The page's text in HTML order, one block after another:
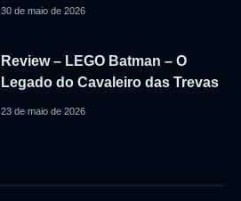
30 de maio de 2026
Review – LEGO Batman – O
Legado do Cavaleiro das Trevas
23 de maio de 2026